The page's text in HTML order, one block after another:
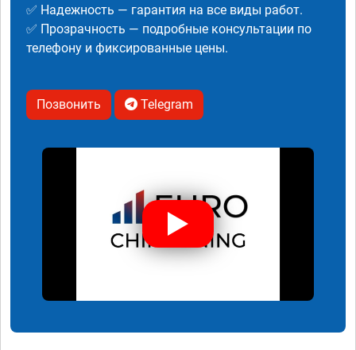
✅ Надежность — гарантия на все виды работ.
✅ Прозрачность — подробные консультации по
телефону и фиксированные цены.
Позвонить Telegram